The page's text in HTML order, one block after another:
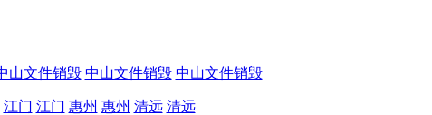
山文件销毁 中山文件销毁 中山文件销毁
江门 江门 惠州 惠州 清远 清远